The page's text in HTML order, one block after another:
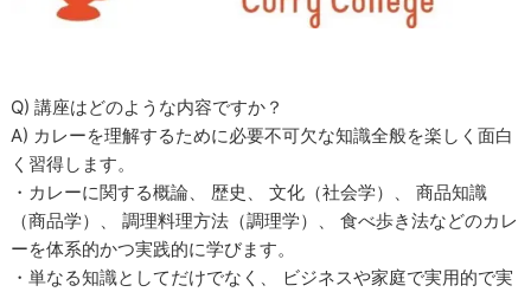
Q) 講座はどのような内容ですか？
A) カレーを理解するために必要不可欠な知識全般を楽しく面白
く習得します。
・カレーに関する概論、 歴史、 文化（社会学）、 商品知識
（商品学）、 調理料理方法（調理学）、 食べ歩き法などのカレ
ーを体系的かつ実践的に学びます。
・単なる知識としてだけでなく、 ビジネスや家庭で実用的で実